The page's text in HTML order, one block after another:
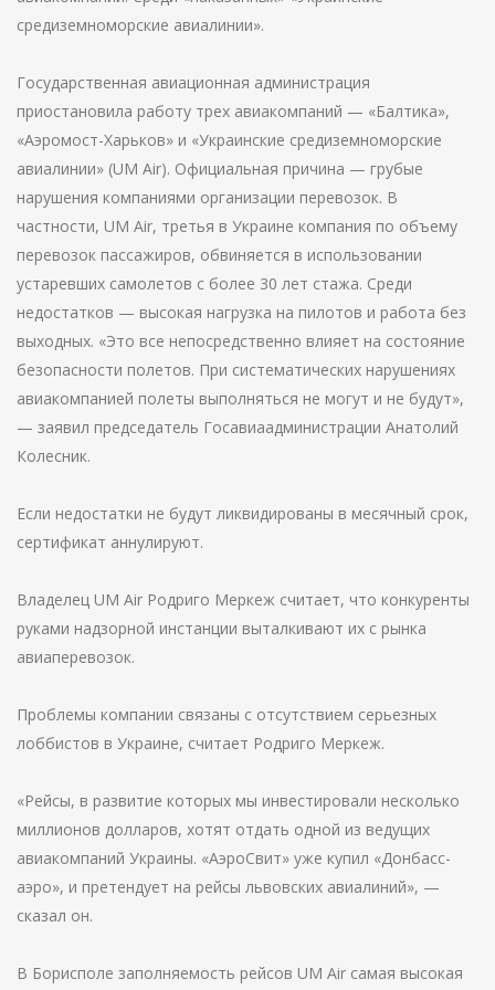
средиземноморские авиалинии».
Государственная авиационная администрация
приостановила работу трех авиакомпаний — «Балтика»,
«Аэромост-Харьков» и «Украинские средиземноморские
авиалинии» (UM Аir). Официальная причина — грубые
нарушения компаниями организации перевозок. В
частности, UM Аir, третья в Украине компания по объему
перевозок пассажиров, обвиняется в использовании
устаревших самолетов с более 30 лет стажа. Среди
недостатков — высокая нагрузка на пилотов и работа без
выходных. «Это все непосредственно влияет на состояние
безопасности полетов. При систематических нарушениях
авиакомпанией полеты выполняться не могут и не будут»,
— заявил председатель Госавиаадминистрации Анатолий
Колесник.
Если недостатки не будут ликвидированы в месячный срок,
сертификат аннулируют.
Владелец UM Аir Родриго Меркеж считает, что конкуренты
руками надзорной инстанции выталкивают их с рынка
авиаперевозок.
Проблемы компании связаны с отсутствием серьезных
лоббистов в Украине, считает Родриго Меркеж.
«Рейсы, в развитие которых мы инвестировали несколько
миллионов долларов, хотят отдать одной из ведущих
авиакомпаний Украины. «АэроСвит» уже купил «Донбасс-
аэро», и претендует на рейсы львовских авиалиний», —
сказал он.
В Борисполе заполняемость рейсов UM Аir самая высокая